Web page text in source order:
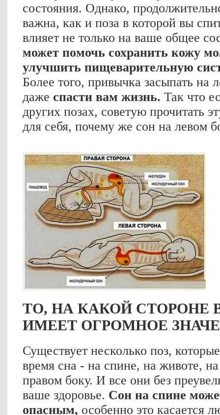
состояния. Однако,
важна, как и поза в которой вы
влияет не только на ваше общее
может помочь сохранить кожу
улучшить пищеварительную
Более того, привычка засыпать на
даже спасти вам жизнь. Так что
других позах, советую прочитать
для себя, почему же сон на левом
ТО, НА КАКОЙ СТОРОНЕ
ИМЕЕТ ОГРОМНОЕ
Существует несколько поз,
время сна - на спине, на животе,
правом боку. И все они без
ваше здоровье. Сон на спине
опасным, особенно это касается